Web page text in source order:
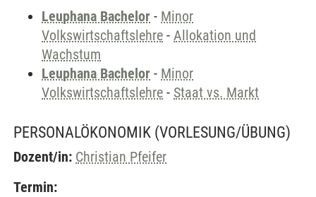
Leuphana Bachelor - Minor
Volkswirtschaftslehre - Allokation und
Wachstum
Leuphana Bachelor - Minor
Volkswirtschaftslehre - Staat vs. Markt
PERSONALÖKONOMIK (VORLESUNG/ÜBUNG)
Dozent/in: Christian Pfeifer
Termin: